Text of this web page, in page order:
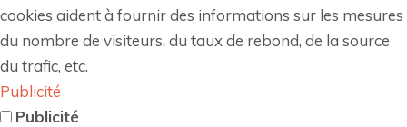
cookies aident à fournir des informations sur les mesures
du nombre de visiteurs, du taux de rebond, de la source
du trafic, etc.
Publicité
Publicité